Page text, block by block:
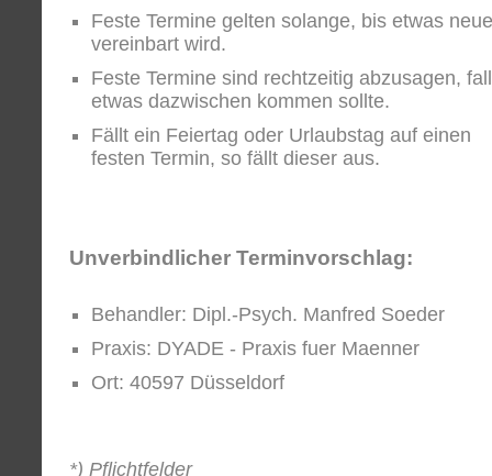
Feste Termine gelten solange, bis etwas
vereinbart wird.
Feste Termine sind rechtzeitig abzusagen,
etwas dazwischen kommen sollte.
Fällt ein Feiertag oder Urlaubstag auf einen
festen Termin, so fällt dieser aus.
Unverbindlicher Terminvorschlag:
Behandler: Dipl.-Psych. Manfred Soeder
Praxis: DYADE - Praxis fuer Maenner
Ort: 40597 Düsseldorf
*) Pflichtfelder